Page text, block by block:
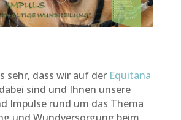
sehr, dass wir auf der Equitana
sind und Ihnen unsere
Impulse rund um das Thema